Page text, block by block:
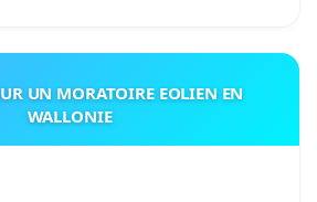
UN MORATOIRE EOLIEN EN
WALLONIE